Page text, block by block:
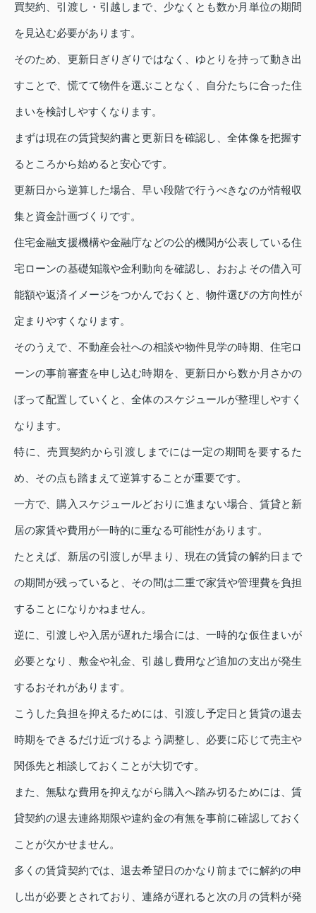
買契約、引渡し・引越しまで、少なくとも数か月単位の期間
を見込む必要があります。
そのため、更新日ぎりぎりではなく、ゆとりを持って動き出
すことで、慌てて物件を選ぶことなく、自分たちに合った住
まいを検討しやすくなります。
まずは現在の賃貸契約書と更新日を確認し、全体像を把握す
るところから始めると安心です。
更新日から逆算した場合、早い段階で行うべきなのが情報収
集と資金計画づくりです。
住宅金融支援機構や金融庁などの公的機関が公表している住
宅ローンの基礎知識や金利動向を確認し、おおよその借入可
能額や返済イメージをつかんでおくと、物件選びの方向性が
定まりやすくなります。
そのうえで、不動産会社への相談や物件見学の時期、住宅ロ
ーンの事前審査を申し込む時期を、更新日から数か月さかの
ぼって配置していくと、全体のスケジュールが整理しやすく
なります。
特に、売買契約から引渡しまでには一定の期間を要するた
め、その点も踏まえて逆算することが重要です。
一方で、購入スケジュールどおりに進まない場合、賃貸と新
居の家賃や費用が一時的に重なる可能性があります。
たとえば、新居の引渡しが早まり、現在の賃貸の解約日まで
の期間が残っていると、その間は二重で家賃や管理費を負担
することになりかねません。
逆に、引渡しや入居が遅れた場合には、一時的な仮住まいが
必要となり、敷金や礼金、引越し費用など追加の支出が発生
するおそれがあります。
こうした負担を抑えるためには、引渡し予定日と賃貸の退去
時期をできるだけ近づけるよう調整し、必要に応じて売主や
関係先と相談しておくことが大切です。
また、無駄な費用を抑えながら購入へ踏み切るためには、賃
貸契約の退去連絡期限や違約金の有無を事前に確認しておく
ことが欠かせません。
多くの賃貸契約では、退去希望日のかなり前までに解約の申
し出が必要とされており、連絡が遅れると次の月の賃料が発